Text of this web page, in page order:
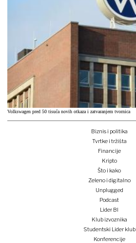
Volkswagen pred 50 tisuća novih otkaza i zatvaranjem tvornica
Biznis i politika
Tvrtke i tržišta
Financije
Kripto
Što i kako
Zeleno i digitalno
Unplugged
Podcast
Lider BI
Klub izvoznika
Studentski Lider klub
Konferencije